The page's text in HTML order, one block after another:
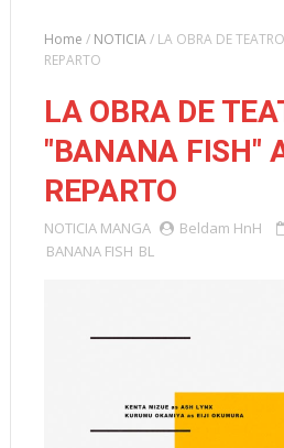
Home / NOTICIA/ LA OBRA DE
REPARTO
LA OBRA DE
"BANANA FISH"
REPARTO
NOTICIA MANGA Beldam HnH
BANANA FISH BL